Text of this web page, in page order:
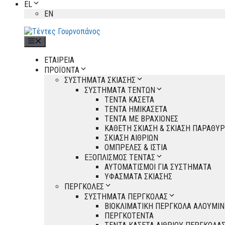
EL
EN
ΕΤΑΙΡΕΙΑ
ΠΡΟΪΟΝΤΑ
ΣΥΣΤΗΜΑΤΑ ΣΚΙΑΣΗΣ
ΣΥΣΤΗΜΑΤΑ ΤΕΝΤΩΝ
ΤΕΝΤΑ ΚΑΣΕΤΑ
ΤΕΝΤΑ ΗΜΙΚΑΣΕΤΑ
ΤΕΝΤΑ ΜΕ ΒΡΑΧΙΟΝΕΣ
ΚΑΘΕΤΗ ΣΚΙΑΣΗ & ΣΚΙΑΣΗ
ΣΚΙΑΣΗ ΑΙΘΡΙΩΝ
ΟΜΠΡΕΛΕΣ & ΙΣΤΙΑ
ΕΞΟΠΛΙΣΜΟΣ ΤΕΝΤΑΣ
ΑΥΤΟΜΑΤΙΣΜΟΙ ΓΙΑ ΣΥΣΤΗΜΑΤΑ
ΥΦΑΣΜΑΤΑ ΣΚΙΑΣΗΣ
ΠΕΡΓΚΟΛΕΣ
ΣΥΣΤΗΜΑΤΑ ΠΕΡΓΚΟΛΑΣ
ΒΙΟΚΛΙΜΑΤΙΚΗ ΠΕΡΓΚΟΛΑ
ΠΕΡΓΚΟΤΕΝΤΑ